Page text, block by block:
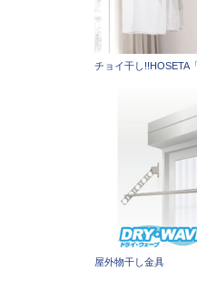
チョイ干し!!HOSETA
屋外物干し金具